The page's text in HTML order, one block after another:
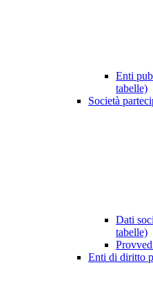
Enti
tabelle)
Società
Dati
tabelle)
Enti di diritto